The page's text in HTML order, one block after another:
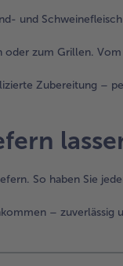
und
zum Grillen.
Zubereitung –
So haben Sie
– zuverlässig